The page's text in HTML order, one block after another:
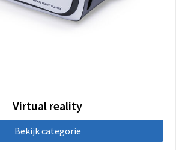
Virtual reality
Bekijk categorie